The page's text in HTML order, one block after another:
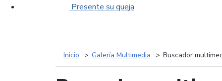
Presente su queja
Inicio Galería Multimedia Buscador